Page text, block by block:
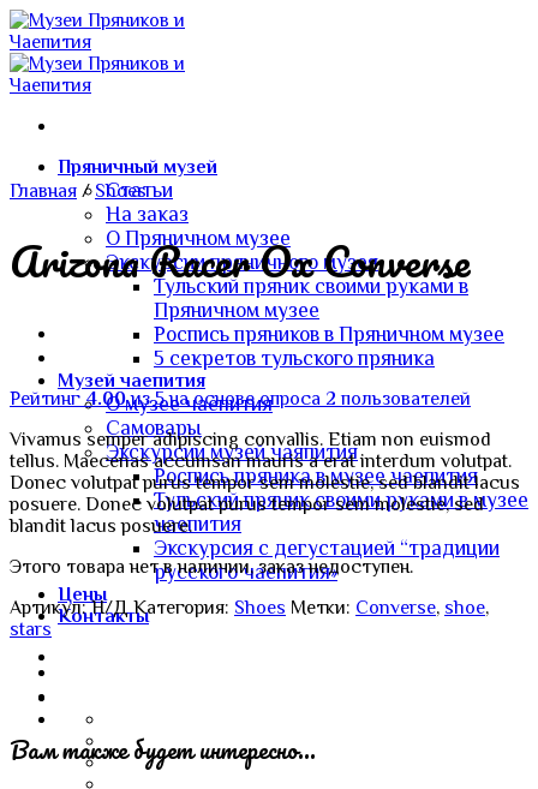
Skip
to
content
Пряничный музей
Статьи
На заказ
О Пряничном музее
Экскурсии пряничного музея
Тульский пряник своими руками в
Пряничном музее
Роспись пряников в Пряничном музее
5 секретов тульского пряника
Музей чаепития
О музее чаепития
Самовары
Экскурсии музей чаяпития
Роспись пряника в музее чаепития
Тульский пряник своими руками в музее
чаепития
Экскурсия с дегустацией “традиции
русского чаепития»
Цены
Контакты
Главная / Shoes
Arizona Racer Ox Converse
Рейтинг4.00из 5 на основе опроса 2 пользователей
Vivamus semper adipiscing convallis. Etiam non euismod
tellus. Maecenas accumsan mauris a erat interdum volutpat.
Donec volutpat purus tempor sem molestie, sed blandit lacus
posuere. Donec volutpat purus tempor sem molestie, sed
blandit lacus posuere.
Этого товара нет в наличии, заказ недоступен.
Артикул:Н/Д Категория: Shoes Метки: Converse, shoe,
stars
Вам также будет интересно…